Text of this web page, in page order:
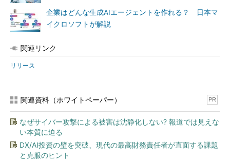
企業はどんな生成AIエージェントを作れる？ 日本マ
イクロソフトが解説
関連リンク
リリース
関連資料（ホワイトペーパー） PR
なぜサイバー攻撃による被害は沈静化しない? 報道では見えな
い本質に迫る
DX/AI投資の壁を突破、現代の最高財務責任者が直面する課題
と克服のヒント